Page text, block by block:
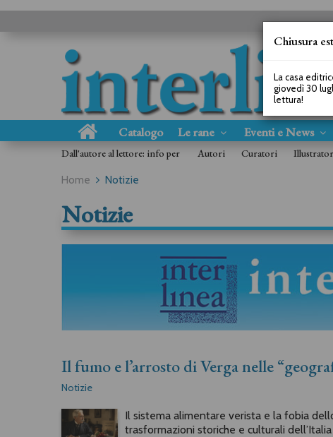
Catalogo Le rane Eventi e News
Dall'autore al lettore: info per Autori Curatori
Home Notizie
Notizie
Il fumo e l’arrosto di Verga nelle
Notizie
Il sistema alimentare verista e la fobia
trasformazioni storiche e culturali
Chiusura
La casa
giovedì 30
lettura!